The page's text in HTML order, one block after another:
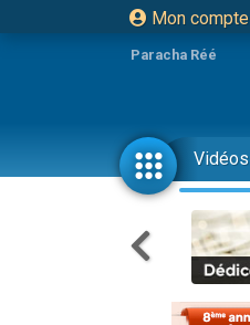
Mon compte
Paracha Réé
Vidéos